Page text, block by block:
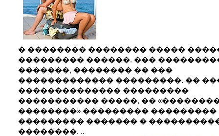
� �������� �������� �����
��������� ������. ���
�������, �������� �� ���
������������� ���������. ��
�������������� ���������
����������� �����, ��
��������» ��������� ���������
��������� ������� �
��������. ..